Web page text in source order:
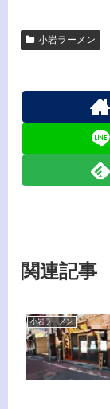
小岩ラーメン
関連記事
小岩ラーメン